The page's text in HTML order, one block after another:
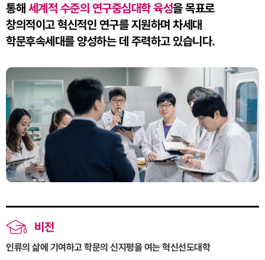
통해 세계적 수준의 연구중심대학 육성을목표로
창의적이고 혁신적인 연구를 지원하며 차세대
학문후속세대를 양성하는 데 주력하고 있습니다.
비전
인류의 삶에 기여하고 학문의 신지평을 여는 혁신선도대학